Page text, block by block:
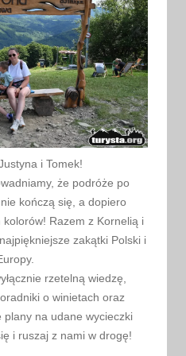
i Tomek!
że podróże po
kończą się, a dopiero
Razem z Kornelią i
zakątki Polski i
rzetelną wiedzę,
o winietach oraz
plany na udane wycieczki
i ruszaj z nami w drogę!